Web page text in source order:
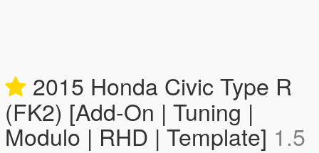
2015 Honda Civic Type R
(FK2) [Add-On | Tuning |
Modulo | RHD | Template] 1.5